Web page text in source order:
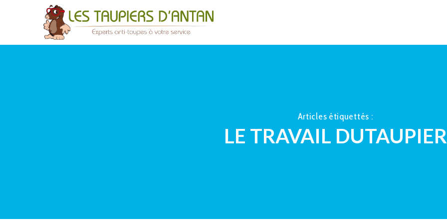
Articles étiquettés :
LE TRAVAIL DUTAUPIER